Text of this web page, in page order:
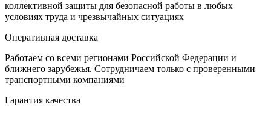
коллективной защиты для безопасной работы в любых
условиях труда и чрезвычайных ситуациях
Оперативная доставка
Работаем со всеми регионами Российской Федерации и
ближнего зарубежья. Сотрудничаем только с проверенными
транспортными компаниями
Гарантия качества